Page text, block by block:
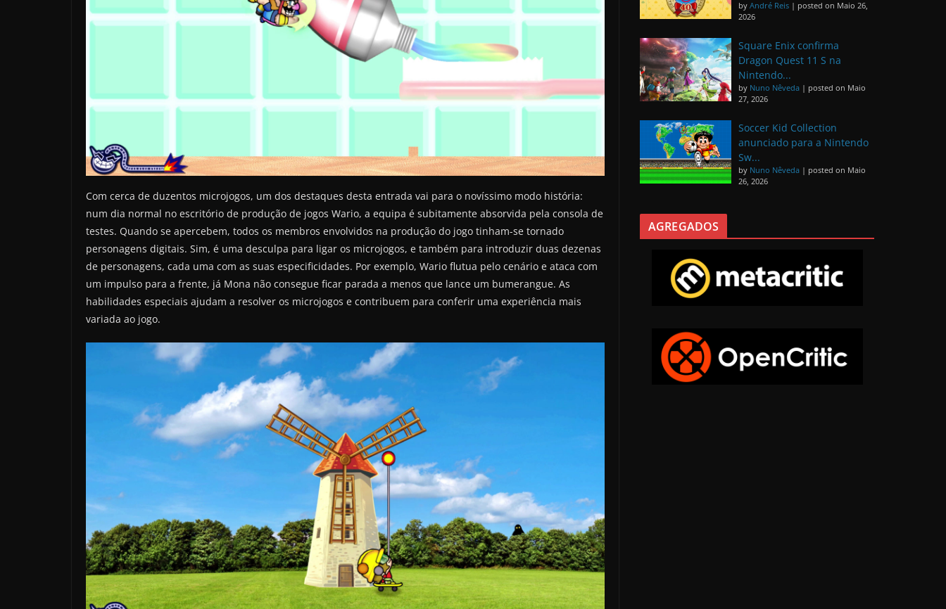
Com cerca de duzentos microjogos, um dos destaques desta entrada vai para o novíssimo modo história:
num dia normal no escritório de produção de jogos Wario, a equipa é subitamente absorvida pela consola de
testes. Quando se apercebem, todos os membros envolvidos na produção do jogo tinham-se tornado
personagens digitais. Sim, é uma desculpa para ligar os microjogos, e também para introduzir duas dezenas
de personagens, cada uma com as suas especificidades. Por exemplo, Wario flutua pelo cenário e ataca com
um impulso para a frente, já Mona não consegue ficar parada a menos que lance um bumerangue. As
habilidades especiais ajudam a resolver os microjogos e contribuem para conferir uma experiência mais
variada ao jogo.
by André Reis | posted on Maio 26,
2026
Square Enix confirma
Dragon Quest 11 S na
Nintendo...
by Nuno Nêveda | posted on Maio
27, 2026
Soccer Kid Collection
anunciado para a Nintendo
Sw...
by Nuno Nêveda | posted on Maio
26, 2026
AGREGADOS